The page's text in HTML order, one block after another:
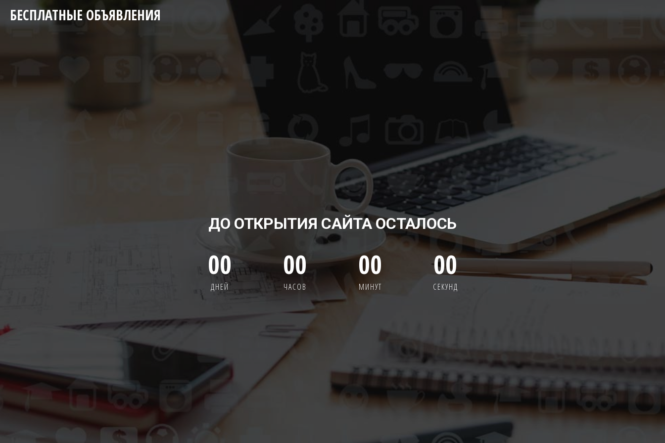
БЕСПЛАТНЫЕ ОБЪЯВЛЕНИЯ
ДО ОТКРЫТИЯ САЙТА ОСТАЛОСЬ
00
ДНЕЙ
00
ЧАСОВ
00
МИНУТ
00
СЕКУНД